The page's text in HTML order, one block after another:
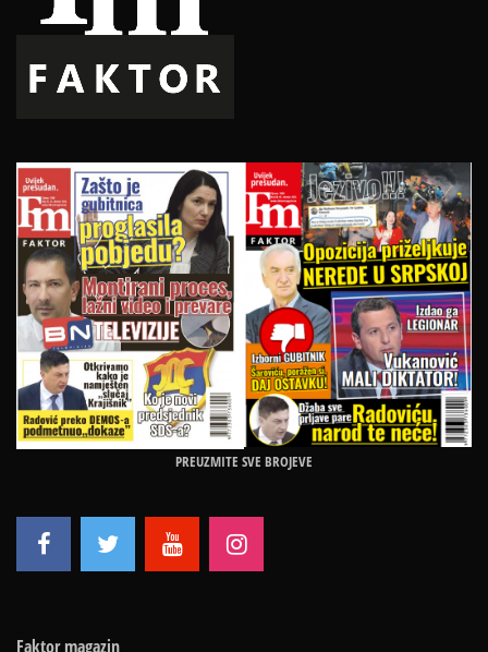
PREUZMITE SVE BROJEVE
Faktor magazin